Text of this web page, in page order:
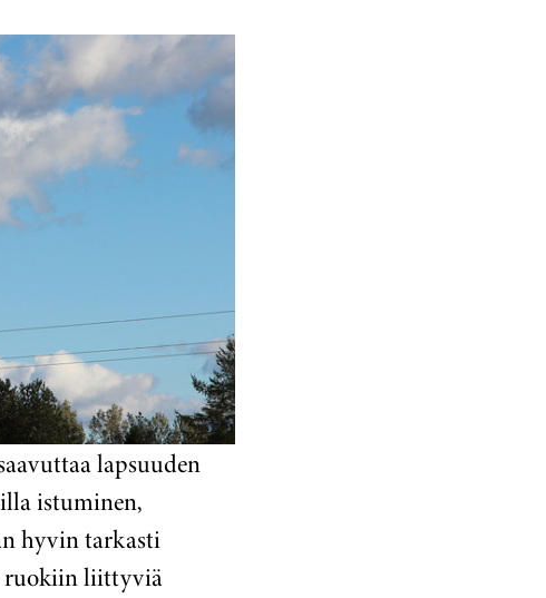
lapsuuden
istuminen,
hyvin tarkasti
ruokiin liittyviä